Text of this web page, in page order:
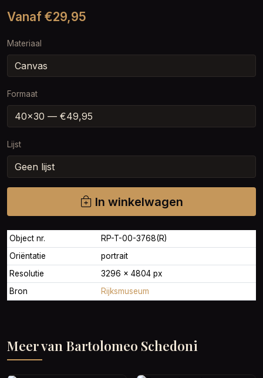
Vanaf €29,95
Materiaal
Formaat
Lijst
In winkelwagen
Object nr.
RP-T-00-3768(R)
Oriëntatie
portrait
Resolutie
3296 × 4804 px
Bron
Rijksmuseum
Meer van Bartolomeo Schedoni